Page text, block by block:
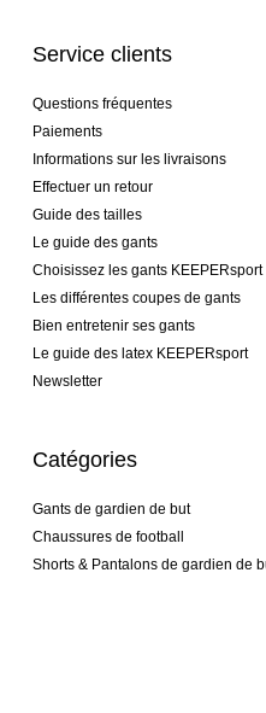
Service clients
Questions fréquentes
Paiements
Informations sur les livraisons
Effectuer un retour
Guide des tailles
Le guide des gants
Choisissez les gants KEEPERsport
Les différentes coupes de gants
Bien entretenir ses gants
Le guide des latex KEEPERsport
Newsletter
Catégories
Gants de gardien de but
Chaussures de football
Shorts & Pantalons de gardien de